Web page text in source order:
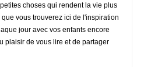
choses qui rendent la vie plus
vous trouverez ici de l'inspiration
jour avec vos enfants encore
plaisir de vous lire et de partager